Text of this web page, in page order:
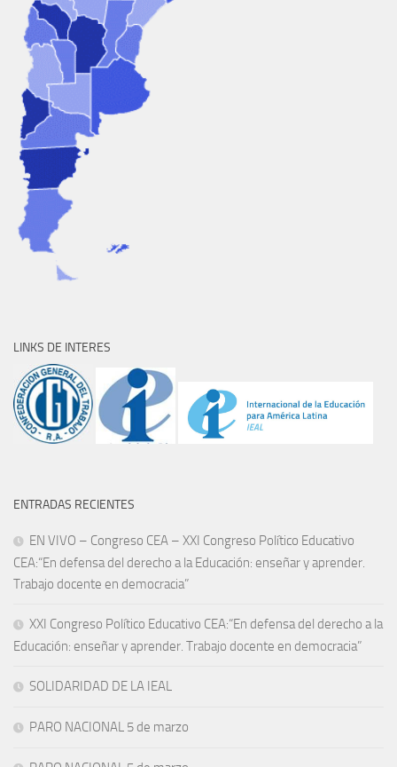
LINKS DE INTERES
ENTRADAS RECIENTES
EN VIVO – Congreso CEA – XXI Congreso Político Educativo
CEA:“En defensa del derecho a la Educación: enseñar y aprender.
Trabajo docente en democracia”
XXI Congreso Político Educativo CEA:“En defensa del derecho a la
Educación: enseñar y aprender. Trabajo docente en democracia”
SOLIDARIDAD DE LA IEAL
PARO NACIONAL 5 de marzo